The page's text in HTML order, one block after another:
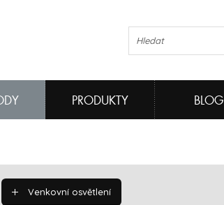
PRODUKTY BLOG
Venkovní osvětlení